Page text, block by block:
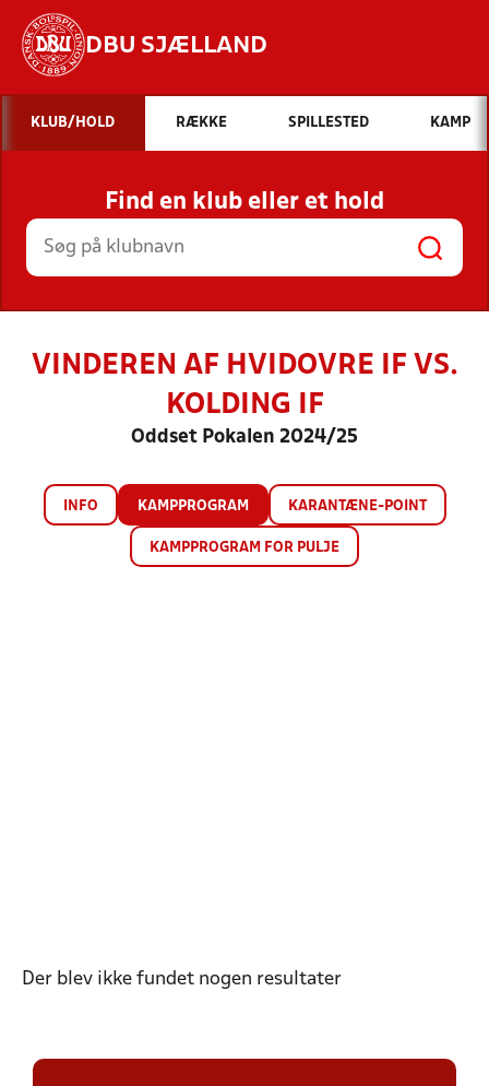
DBU SJÆLLAND
Hvad vil du søge efter?
INDHOLD OG NYHEDER
STILLINGER, RESULTATER, KLUBBER OG
HOLD
KLUB/HOLD RÆKKE SPILLESTED KAMP
Find en klub eller et hold
VINDEREN AF HVIDOVRE IF VS.
KOLDING IF
Oddset Pokalen 2024/25
INFO KAMPPROGRAM KARANTÆNE-POINT
KAMPPROGRAM FOR PULJE
Der blev ikke fundet nogen resultater